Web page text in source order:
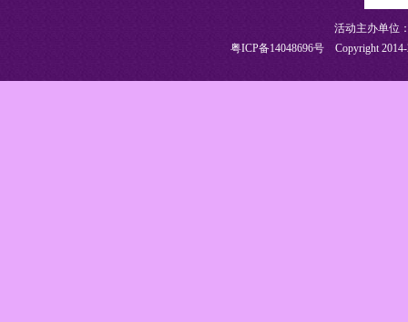
活动主办单位
粤ICP备14048696号
Copyright